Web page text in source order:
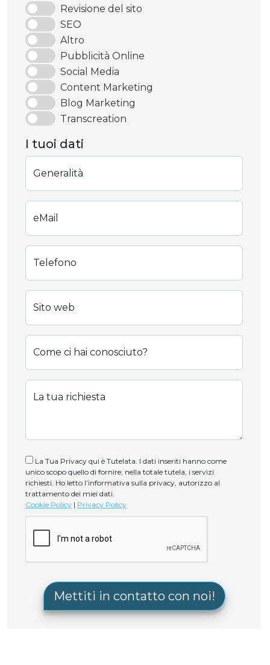
Revisione del sito
SEO
Altro
Pubblicità Online
Social Media
Content Marketing
Blog Marketing
Transcreation
I tuoi dati
Generalità
eMail
Telefono
Sito web
Come ci hai conosciuto?
La tua richiesta
La Tua Privacy qui è Tutelata. I dati inseriti hanno come
unico scopo quello di fornire, nella totale tutela, i servizi
richiesti. Ho letto l’informativa sulla privacy, autorizzo al
trattamento dei miei dati.
Cookie Policy | Privacy Policy